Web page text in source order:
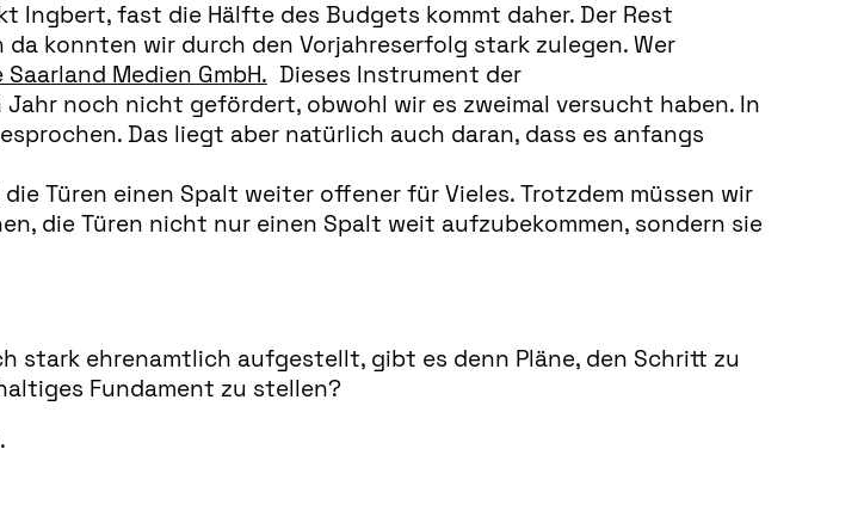
Ingbert, fast die Hälfte des Budgets kommt daher. Der Rest
konnten wir durch den Vorjahreserfolg stark zulegen. Wer
Saarland Medien GmbH. Dieses Instrument der
noch nicht gefördert, obwohl wir es zweimal versucht haben. In
Das liegt aber natürlich auch daran, dass es anfangs
Türen einen Spalt weiter offener für Vieles. Trotzdem müssen wir
die Türen nicht nur einen Spalt weit aufzubekommen, sondern sie
stark ehrenamtlich aufgestellt, gibt es denn Pläne, den Schritt zu
Fundament zu stellen?